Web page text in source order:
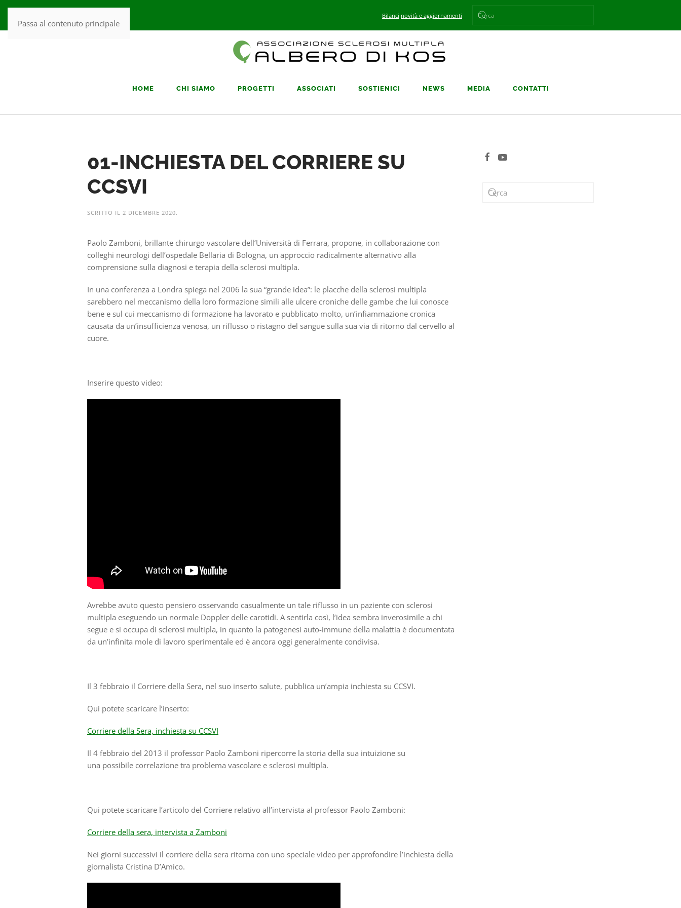
Passa al contenuto principale
Bilanci novità e aggiornamenti
HOME CHI SIAMO PROGETTI ASSOCIATI SOSTIENICI NEWS MEDIA CONTATTI
01-INCHIESTA DEL CORRIERE SU
CCSVI
SCRITTO IL 2 DICEMBRE 2020.
Paolo Zamboni, brillante chirurgo vascolare dell’Università di Ferrara, propone, in collaborazione con
colleghi neurologi dell’ospedale Bellaria di Bologna, un approccio radicalmente alternativo alla
comprensione sulla diagnosi e terapia della sclerosi multipla.
In una conferenza a Londra spiega nel 2006 la sua “grande idea”: le placche della sclerosi multipla
sarebbero nel meccanismo della loro formazione simili alle ulcere croniche delle gambe che lui conosce
bene e sul cui meccanismo di formazione ha lavorato e pubblicato molto, un’infiammazione cronica
causata da un’insufficienza venosa, un riflusso o ristagno del sangue sulla sua via di ritorno dal cervello al
cuore.
Inserire questo video:
Avrebbe avuto questo pensiero osservando casualmente un tale riflusso in un paziente con sclerosi
multipla eseguendo un normale Doppler delle carotidi. A sentirla così, l’idea sembra inverosimile a chi
segue e si occupa di sclerosi multipla, in quanto la patogenesi auto-immune della malattia è documentata
da un’infinita mole di lavoro sperimentale ed è ancora oggi generalmente condivisa.
Il 3 febbraio il Corriere della Sera, nel suo inserto salute, pubblica un’ampia inchiesta su CCSVI.
Qui potete scaricare l’inserto:
Corriere della Sera, inchiesta su CCSVI
Il 4 febbraio del 2013 il professor Paolo Zamboni ripercorre la storia della sua intuizione su
una possibile correlazione tra problema vascolare e sclerosi multipla.
Qui potete scaricare l’articolo del Corriere relativo all’intervista al professor Paolo Zamboni:
Corriere della sera, intervista a Zamboni
Nei giorni successivi il corriere della sera ritorna con uno speciale video per approfondire l’inchiesta della
giornalista Cristina D’Amico.